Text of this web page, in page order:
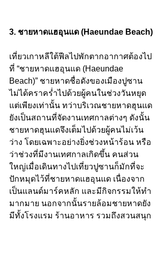
3. ชายหาดแฮอุนแด (Haeundae Beach)
เที่ยวเกาหลีใต้ฟีลไปพักตากอากาศต้องไป
ที่ “ชายหาดแฮอุนแด (Haeundae
Beach)” ชายหาดชื่อดังของเมืองปูซาน
ไม่ได้คราคร่ำไปด้วยผู้คนในช่วงวันหยุด
แต่เพียงเท่านั้น ทว่าบริเวณชายหาดฮุนแด
ยังเป็นสถานที่จัดงานเทศกาลต่างๆ ดังนั้น
ชายหาดฮุนแดจึงเต็มไปด้วยผู้คนไม่เว้น
ว่าง โดยเฉพาะอย่างยิ่งช่วงหน้าร้อน หรือ
ว่าช่วงที่มีงานเทศกาลเกิดขึ้น คนส่วน
ใหญ่เมื่อเดินทางไปเที่ยวปูซานก็มักที่จะ
ปักหมุดไว้ที่ชายหาดแฮอุนแด เนื่องจาก
เป็นแลนด์มาร์คหลัก และมีกิจกรรมให้ทำ
มากมาย นอกจากนั้นรายล้อมชายหาดยัง
มีทั้งโรงแรม ร้านอาหาร รวมถึงสวนสนุก